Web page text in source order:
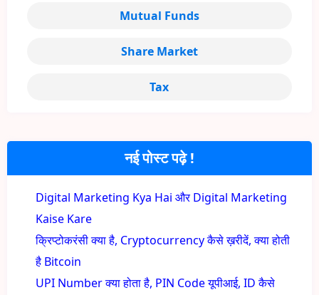
नई पोस्ट पढ़े !
Digital Marketing Kya Hai और Digital Marketing
Kaise Kare
क्रिप्टोकरंसी क्या है, Cryptocurrency कैसे ख़रीदें, क्या होती
है Bitcoin
UPI Number क्या होता है, PIN Code यूपीआई, ID कैसे
Mutual Funds
Share Market
Tax